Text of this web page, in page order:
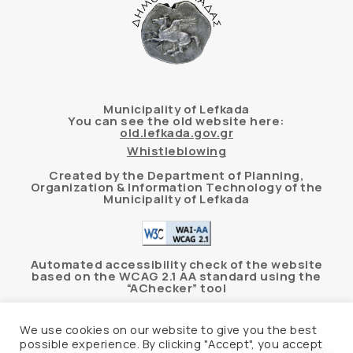
Municipality of Lefkada
You can see the old website here:
old.lefkada.gov.gr
Whistleblowing
Created by the Department of Planning,
Organization & Information Technology of the
Municipality of Lefkada
Automated accessibility check of the website
based on the WCAG 2.1 AA standard using the
“AChecker” tool
We use cookies on our website to give you the best
possible experience. By clicking "Accept", you accept